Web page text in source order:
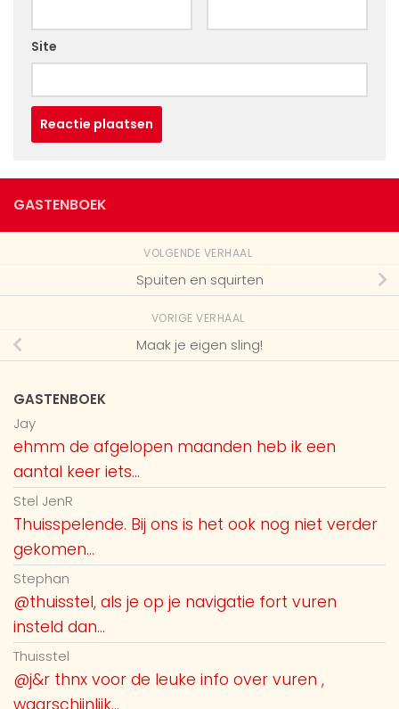
Site
GASTENBOEK
VOLGENDE VERHAAL
Spuiten en squirten
VORIGE VERHAAL
Maak je eigen sling!
GASTENBOEK
Jay
ehmm de afgelopen maanden heb ik een
aantal keer iets...
Stel JenR
Thuisspelende. Bij ons is het ook nog niet verder
gekomen...
Stephan
@thuisstel, als je op je navigatie fort vuren
insteld dan...
Thuisstel
@j&r thnx voor de leuke info over vuren ,
waarschijnlijk...